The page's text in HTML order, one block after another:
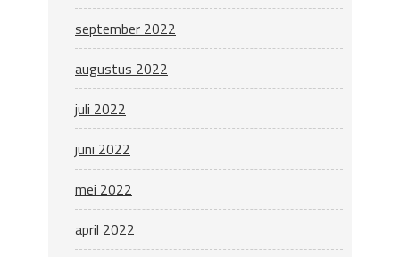
september 2022
augustus 2022
juli 2022
juni 2022
mei 2022
april 2022